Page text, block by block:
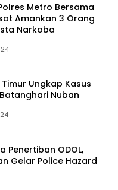
Metro Bersama
Amankan 3 Orang
Narkoba
Ungkap Kasus
Nuban
Penertiban ODOL,
Gelar Police Hazard